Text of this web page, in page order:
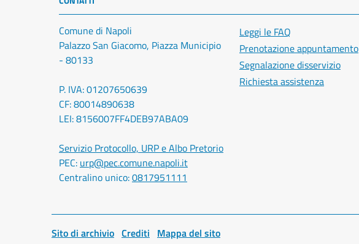
Comune di Napoli
Palazzo San Giacomo, Piazza Municipio
- 80133
P. IVA: 01207650639
CF: 80014890638
LEI: 8156007FF4DEB97ABA09
Servizio Protocollo, URP e Albo Pretorio
PEC: urp@pec.comune.napoli.it
Centralino unico:0817951111
Leggi le FAQ
Prenotazione appuntamento
Segnalazione disservizio
Richiesta assistenza
Sito di archivio Crediti Mappa del sito